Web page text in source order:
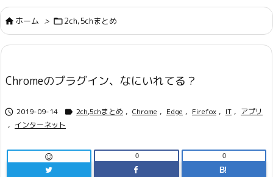
ホーム > 2ch,5chまとめ
Chromeのプラグイン、なにいれてる？
 2019-09-14  2ch,5chまとめ , Chrome , Edge , Firefox , IT , アプリ
, インターネット
 0
B!
0